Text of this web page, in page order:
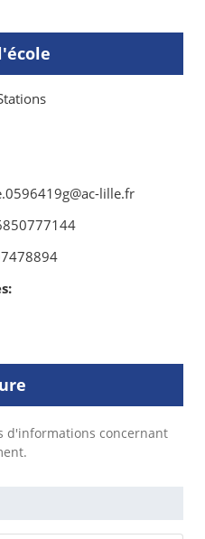
lille.fr
d'informations concernant